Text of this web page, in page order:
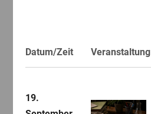
Datum/Zeit Veranstaltung
19.